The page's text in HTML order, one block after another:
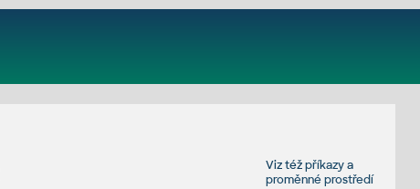
Viz téžpříkazya
proměnné prostředí